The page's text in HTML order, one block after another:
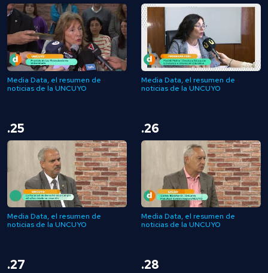
Media Data, el resumen de
noticias de la UNCUYO
Media Data, el resumen de
noticias de la UNCUYO
.25
Media Data, el resumen de
noticias de la UNCUYO
.26
Media Data, el resumen de
noticias de la UNCUYO
.27 .28